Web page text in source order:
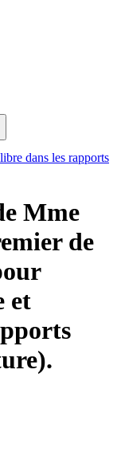
dans les rapports
Mme
de
et